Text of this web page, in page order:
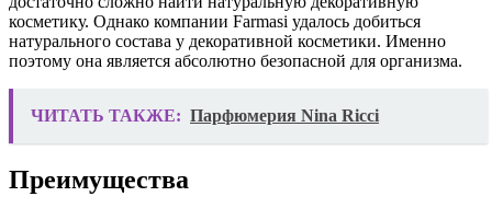
косметику. Однако компании Farmasi удалось добиться
натурального состава у декоративной косметики. Именно
поэтому она является абсолютно безопасной для организма.
ЧИТАТЬ ТАКЖЕ: Парфюмерия Nina Ricci
Преимущества